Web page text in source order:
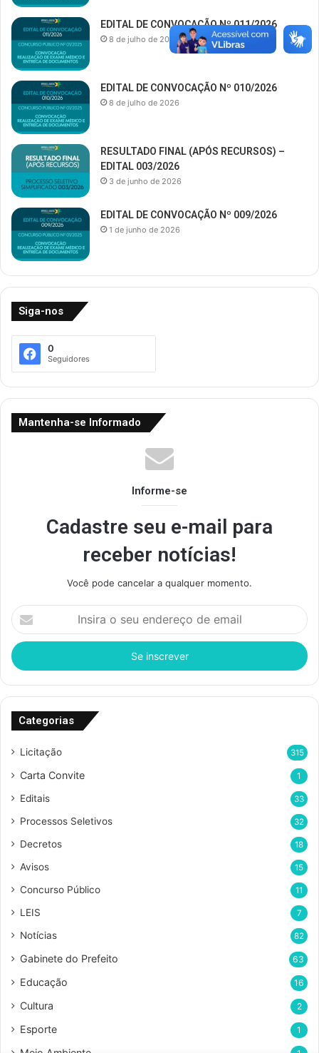
EDITAL DE CONVOCAÇÃO Nº 011/2026
8 de julho de 2026
EDITAL DE CONVOCAÇÃO Nº 010/2026
8 de julho de 2026
RESULTADO FINAL (APÓS RECURSOS) –
EDITAL 003/2026
3 de junho de 2026
EDITAL DE CONVOCAÇÃO Nº 009/2026
1 de junho de 2026
Siga-nos
0
Seguidores
Mantenha-se Informado
Informe-se
Cadastre seu e-mail para
receber notícias!
Você pode cancelar a qualquer momento.
I
n
s
i
a
e
u
n
r
o
e
a
i
Categorias
Licitação 315
Carta Convite 1
Editais 33
Processos Seletivos 32
Decretos 18
Avisos 15
Concurso Público 11
LEIS 7
Notícias 82
Gabinete do Prefeito 63
Educação 16
Cultura 2
Esporte 1